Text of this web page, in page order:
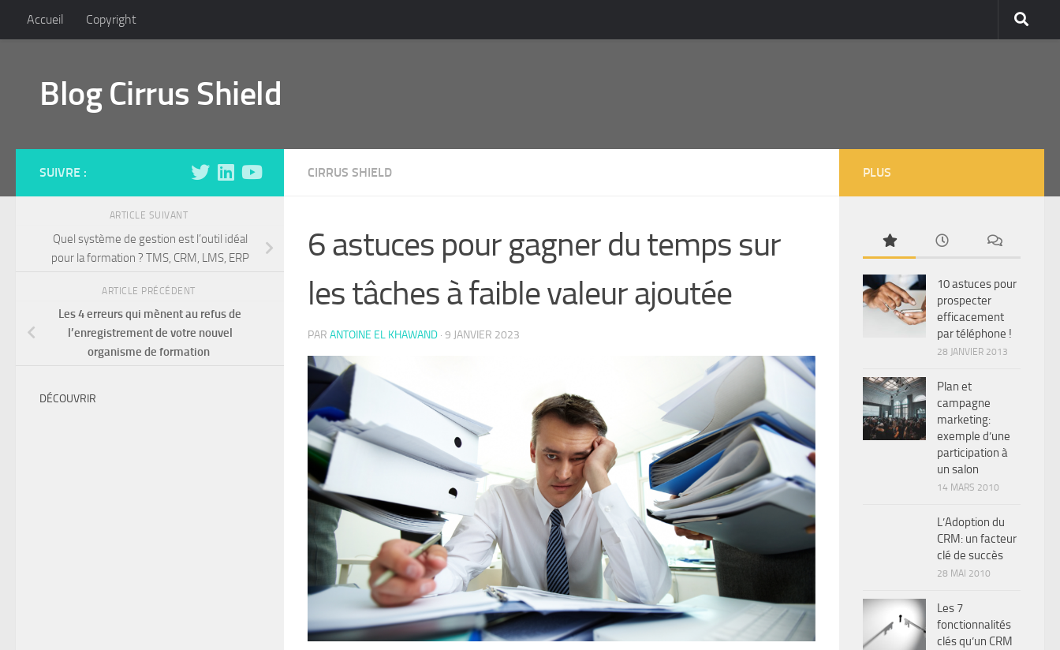
Skip to content
Accueil Copyright
Blog Cirrus Shield
CIRRUS SHIELD
6 astuces pour gagner du temps sur
les tâches à faible valeur ajoutée
PAR ANTOINE EL KHAWAND · 9 JANVIER 2023
SUIVRE :
ARTICLE SUIVANT
Quel système de gestion est l’outil idéal
pour la formation ? TMS, CRM, LMS, ERP
ARTICLE PRÉCÉDENT
Les 4 erreurs qui mènent au refus de
l’enregistrement de votre nouvel
organisme de formation
DÉCOUVRIR
PLUS
10 astuces pour
prospecter
efficacement
par téléphone !
28 JANVIER 2013
Plan et
campagne
marketing:
exemple d’une
participation à
un salon
14 MARS 2010
L’Adoption du
CRM: un facteur
clé de succès
28 MAI 2010
Les 7
fonctionnalités
clés qu’un CRM